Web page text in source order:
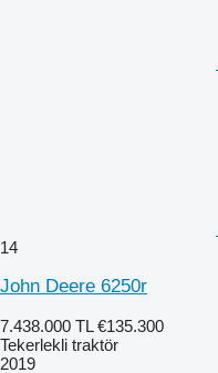
14
John Deere 6250r
7.438.000 TL €135.300
Tekerlekli traktör
2019